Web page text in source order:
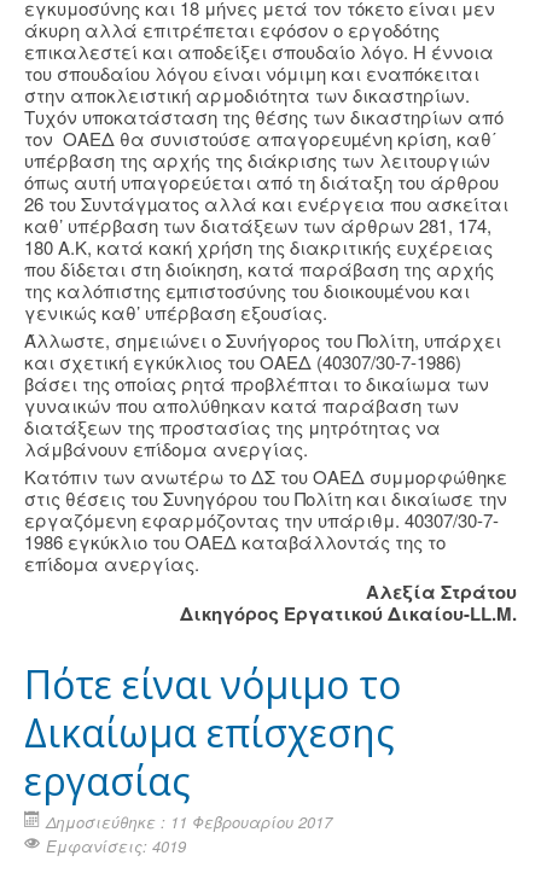
εγκυμοσύνης και 18 μήνες μετά τον τόκετο είναι μεν
άκυρη αλλά επιτρέπεται εφόσον ο εργοδότης
επικαλεστεί και αποδείξει σπουδαίο λόγο. Η έννοια
του σπουδαίου λόγου είναι νόμιμη και εναπόκειται
στην αποκλειστική αρμοδιότητα των δικαστηρίων.
Τυχόν υποκατάσταση της θέσης των δικαστηρίων από
τον ΟΑΕΔ θα συνιστούσε απαγορευµένη κρίση, καθ΄
υπέρβαση της αρχής της διάκρισης των λειτουργιών
όπως αυτή υπαγορεύεται από τη διάταξη του άρθρου
26 του Συντάγµατος αλλά και ενέργεια που ασκείται
καθ’ υπέρβαση των διατάξεων των άρθρων 281, 174,
180 Α.Κ, κατά κακή χρήση της διακριτικής ευχέρειας
που δίδεται στη διοίκηση, κατά παράβαση της αρχής
της καλόπιστης εµπιστοσύνης του διοικουµένου και
γενικώς καθ’ υπέρβαση εξουσίας.
Άλλωστε, σημειώνει ο Συνήγορος του Πολίτη, υπάρχει
και σχετική εγκύκλιος του ΟΑΕΔ (40307/30-7-1986)
βάσει της οποίας ρητά προβλέπται το δικαίωμα των
γυναικών που απολύθηκαν κατά παράβαση των
διατάξεων της προστασίας της μητρότητας να
λάμβάνουν επίδομα ανεργίας.
Κατόπιν των ανωτέρω το ΔΣ του ΟΑΕΔ συμμορφώθηκε
στις θέσεις του Συνηγόρου του Πολίτη και δικαίωσε την
εργαζόμενη εφαρμόζοντας την υπάριθμ. 40307/30-7-
1986 εγκύκλιο του ΟΑΕΔ καταβάλλοντάς της το
επίδομα ανεργίας.
Αλεξία Στράτου
Δικηγόρος Εργατικού Δικαίου-LL.M.
Πότε είναι νόμιμο το
Δικαίωμα επίσχεσης
εργασίας
Δημοσιεύθηκε : 11 Φεβρουαρίου 2017
Εμφανίσεις: 4019